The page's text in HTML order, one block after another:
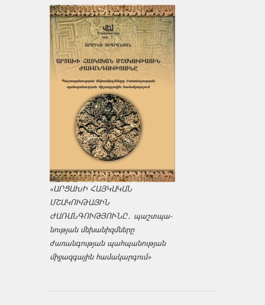
«ԱՐՑԱԽԻ ՀԱՅԿԱԿԱՆ
ՄՇԱԿՈՒԹԱՅԻՆ
ԺԱՌԱՆԳՈՒԹՅՈՒՆԸ․ պաշտպա­
նության մեխանիզմները
ժառանգության պահպանության
միջազ­գային համակարգում»